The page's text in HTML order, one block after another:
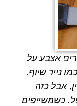
אצבע על
נייר שיוף.
אבל כזה
כשמשייפים